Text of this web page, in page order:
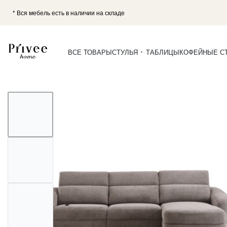
* Вся мебель есть в наличии на складе
ВСЕ ТОВАРЫСТУЛЬЯ ТАБЛИЦЫКОФЕЙНЫЕ